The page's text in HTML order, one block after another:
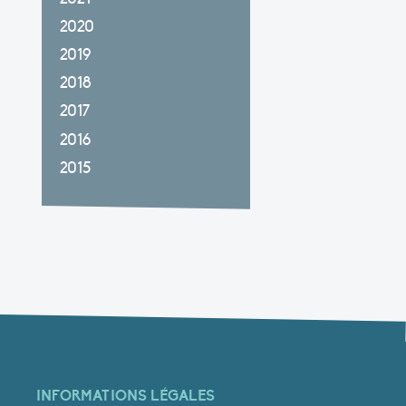
2020
2019
2018
2017
2016
2015
INFORMATIONS LÉGALES